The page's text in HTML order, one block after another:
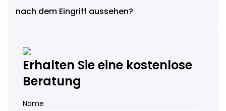
nach dem Eingriff aussehen?
Erhalten Sie eine kostenlose
Beratung
Name